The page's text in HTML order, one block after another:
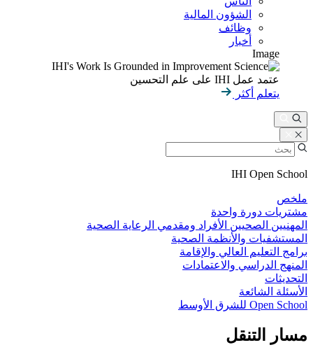
الشؤون المالية
وظائف
أخبار
Image
عتمد عمل IHI على علم التحسين
يتعلم أكثر
IHI Open School
ملخص
مشتريات دورة واحدة
المهنيين الصحيين الأفراد ومقدمي الرعاية الصحية
المستشفيات والأنظمة الصحية
برامج التعليم العالي والإقامة
المنهج الدراسي والاعتمادات
التحديثات
الأسئلة الشائعة
Open School للشرق الأوسط
مسار التنقل